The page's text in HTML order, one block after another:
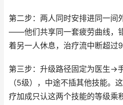
第二步：两人同时安排进同一间
——他们共享同一套疲劳曲线，
着另一人休息，治疗流中断超过
第三步：升级路径固定为医生→
（5级），中途不插其他技能。
疗加成只认这两个技能的等级乘